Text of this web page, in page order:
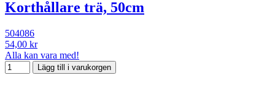
Korthållare trä, 50cm
504086
54,00 kr
Alla kan vara med!
Lägg till i varukorgen